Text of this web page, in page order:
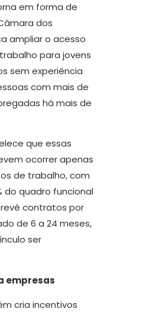
em forma de
dos
ampliar o acesso
para jovens
sem experiência
com mais de
há mais de
que essas
ocorrer apenas
de trabalho, com
do quadro funcional
contratos por
de 6 a 24 meses,
ser
empresas
cria incentivos